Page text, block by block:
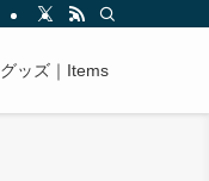
グッズ｜Items